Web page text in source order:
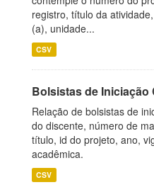
registro, título da
(a), unidade...
CSV
Bolsistas de Iniciação
Relação de bolsistas de
do discente, número de
título, id do projeto, ano,
acadêmica.
CSV